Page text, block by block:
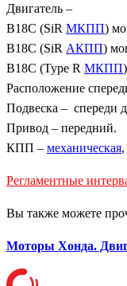
Двигатель –
B18C (SiR МКПП)
B18C (SiR АКПП)
B18C (Type R МКПП
Расположение
Подвеска – спереди
Привод – передний.
КПП – механическая,
Регламентные
Вы также можете
Моторы Хонда.